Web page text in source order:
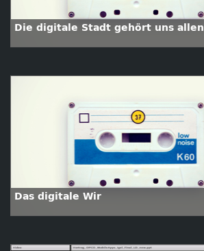
Die digitale Stadt gehört uns allen
Das digitale Wir